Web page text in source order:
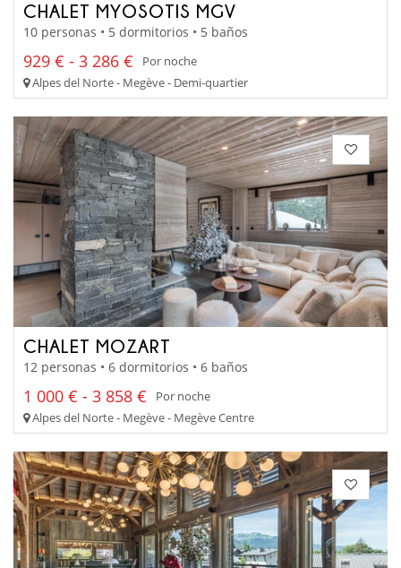
CHALET MYOSOTIS MGV
10 personas • 5 dormitorios • 5 baños
929 € - 3 286 €
Por noche
Alpes del Norte - Megève - Demi-quartier
CHALET MOZART
12 personas • 6 dormitorios • 6 baños
1 000 € - 3 858 €
Por noche
Alpes del Norte - Megève - Megève Centre